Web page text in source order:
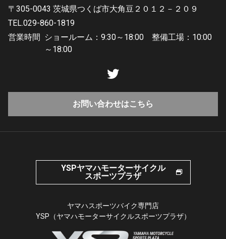
〒305-0043 茨城県つくば市大角豆２０１２－２０９
TEL.029-860-1819
営業時間 ショールーム：9:30～18:00 整備工場：10:00
～18:00
お問い合わせはこちら
YSPヤマハモーターサイクル
スポーツプラザ
ヤマハスポーツバイク専門店
YSP（ヤマハモーターサイクルスポーツプラザ）